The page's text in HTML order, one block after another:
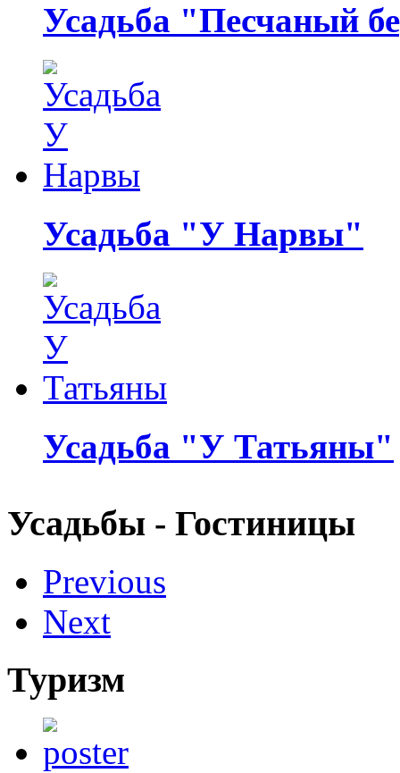
Усадьба "Песчаный
Усадьба "У Нарвы"
Усадьба "У Татьяны"
Усадьбы - Гостиницы
Previous
Next
Туризм